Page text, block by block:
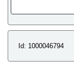
Id: 1000046794